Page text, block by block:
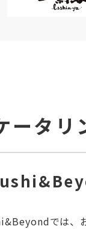
ータリ
では、